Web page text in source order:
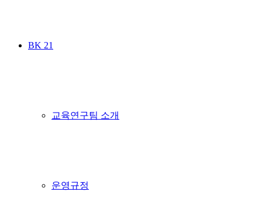
BK 21
교육연구팀 소개
운영규정